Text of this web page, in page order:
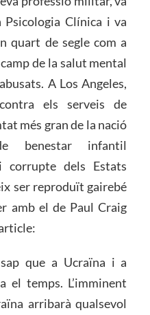
Clínica i va
quart de segle com a
de la salut mental
A Los Angeles,
els serveis de
més gran de la nació
benestar infantil
corrupte dels Estats
ser reproduït gairebé
amb el de Paul Craig
que a Ucraïna i a
el temps. L’imminent
arribarà qualsevol